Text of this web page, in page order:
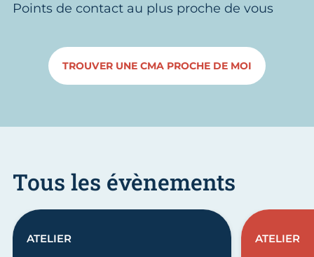
Points de contact au plus proche de vous
TROUVER UNE CMA PROCHE DE MOI
Tous les évènements
ATELIER ATELIER